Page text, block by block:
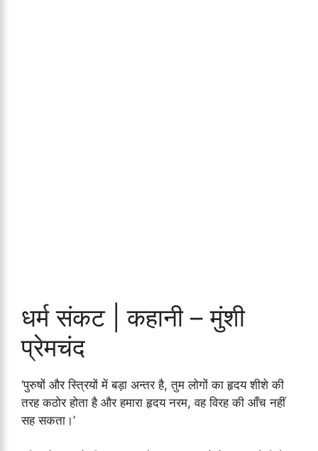
धर्म संकट | कहानी – मुंशी
प्रेमचंद
‘पुरुषों और स्त्रियों में बड़ा अन्तर है, तुम लोगों का हृदय शीशे की
तरह कठोर होता है और हमारा हृदय नरम, वह विरह की आँच नहीं
सह सकता।’